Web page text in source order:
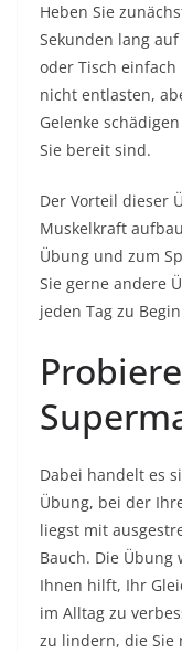
Heben Sie
Sekunden lang
oder Tisch
nicht entlasten,
Gelenke
Sie bereit sind.
Der Vorteil dieser
Muskelkraft
Übung und zum
Sie gerne andere
jeden Tag zu
Dabei handelt es
Übung, bei der
liegst mit
Bauch. Die
Ihnen hilft, Ihr
im Alltag zu
zu lindern, die Sie